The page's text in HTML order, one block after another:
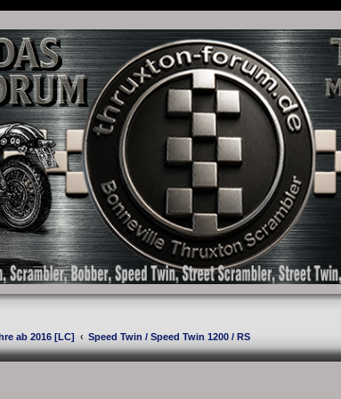
Forum für die New Bonneville Baureihen ab BJ 2001. Triumph
ab 2016 [LC] Speed Twin / Speed Twin 1200 / RS